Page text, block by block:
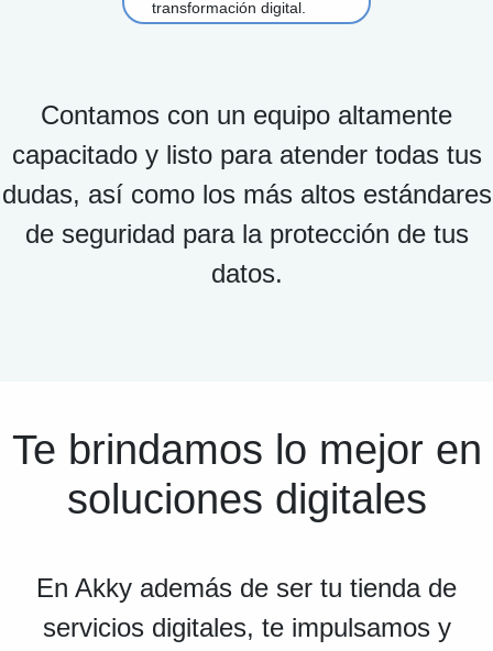
transformación digital.
Contamos con un equipo altamente
capacitado y listo para atender todas tus
dudas, así como los más altos estándares
de seguridad para la protección de tus
datos.
Te brindamos lo mejor en
soluciones digitales
En Akky además de ser tu tienda de
servicios digitales, te impulsamos y